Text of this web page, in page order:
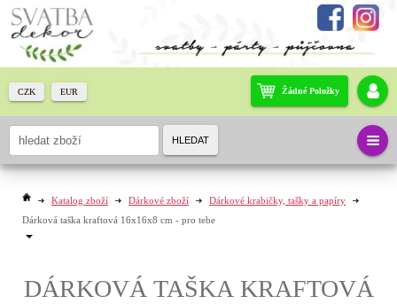
Katalog zboží Dárkové zboží
Dárkové krabičky, tašky a papíry
Dárková taška kraftová 16x16x8 cm - pro tebe
DÁRKOVÁ TAŠKA KRAFTOVÁ
Žádné Položky
CZK EUR
HLEDAT